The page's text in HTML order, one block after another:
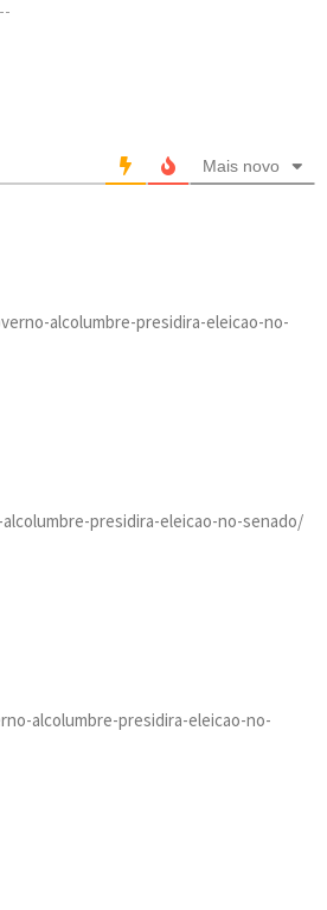
Mais novo
alcolumbre-presidira-eleicao-no-
presidira-eleicao-no-senado/
alcolumbre-presidira-eleicao-no-